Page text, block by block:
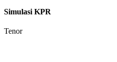
Simulasi KPR
Tenor